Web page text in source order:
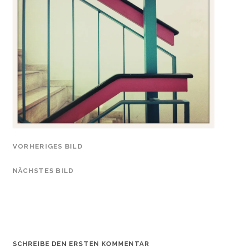
VORHERIGES BILD
NÄCHSTES BILD
SCHREIBE DEN ERSTEN KOMMENTAR